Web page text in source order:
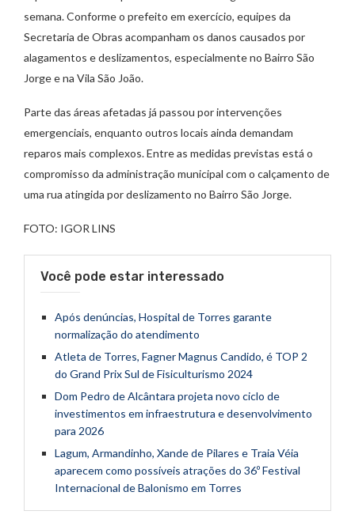
semana. Conforme o prefeito em exercício, equipes da
Secretaria de Obras acompanham os danos causados por
alagamentos e deslizamentos, especialmente no Bairro São
Jorge e na Vila São João.
Parte das áreas afetadas já passou por intervenções
emergenciais, enquanto outros locais ainda demandam
reparos mais complexos. Entre as medidas previstas está o
compromisso da administração municipal com o calçamento de
uma rua atingida por deslizamento no Bairro São Jorge.
FOTO: IGOR LINS
Você pode estar interessado
Após denúncias, Hospital de Torres garante
normalização do atendimento
Atleta de Torres, Fagner Magnus Candido, é TOP 2
do Grand Prix Sul de Fisiculturismo 2024
Dom Pedro de Alcântara projeta novo ciclo de
investimentos em infraestrutura e desenvolvimento
para 2026
Lagum, Armandinho, Xande de Pilares e Traia Véia
aparecem como possíveis atrações do 36º Festival
Internacional de Balonismo em Torres